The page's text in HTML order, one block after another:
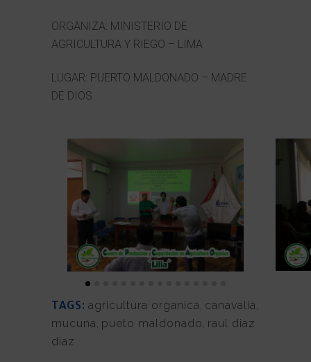
ORGANIZA: MINISTERIO DE
AGRICULTURA Y RIEGO – LIMA
LUGAR: PUERTO MALDONADO – MADRE
DE DIOS
TAGS: agricultura organica, canavalia,
mucuna, pueto maldonado, raul diaz
diaz